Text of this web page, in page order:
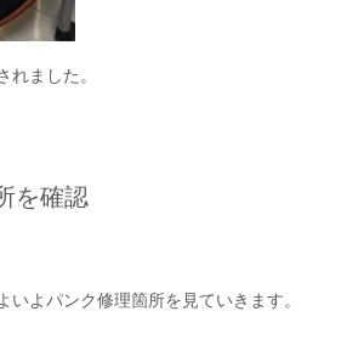
れました。
を確認
よパンク修理箇所を見ていきます。